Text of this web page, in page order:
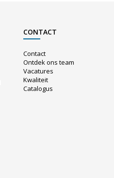
CONTACT
Contact
Ontdek ons team
Vacatures
Kwaliteit
Catalogus